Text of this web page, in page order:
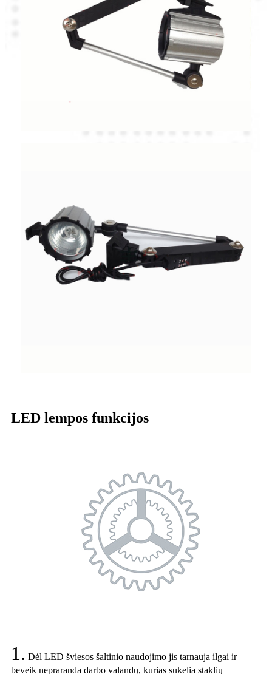
LED lempos funkcijos
1. Dėl LED šviesos šaltinio naudojimo jis tarnauja ilgai ir
beveik nepraranda darbo valandų, kurias sukelia staklių